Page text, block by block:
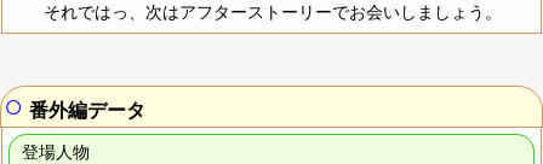
それではっ、次はアフターストーリーでお会いしましょう。
○ 番外編データ
登場人物